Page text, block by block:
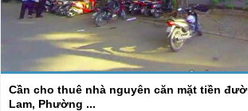
Cần cho thuê nhà nguyên căn mặt tiền
Lam, Phường ...